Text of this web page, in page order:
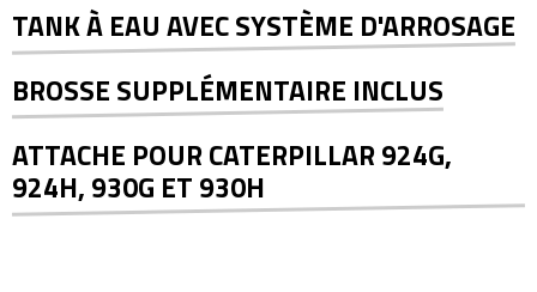
TANK À EAU AVEC SYSTÈME D'ARROSAGE
BROSSE SUPPLÉMENTAIRE INCLUS
ATTACHE POUR CATERPILLAR 924G,
924H, 930G ET 930H